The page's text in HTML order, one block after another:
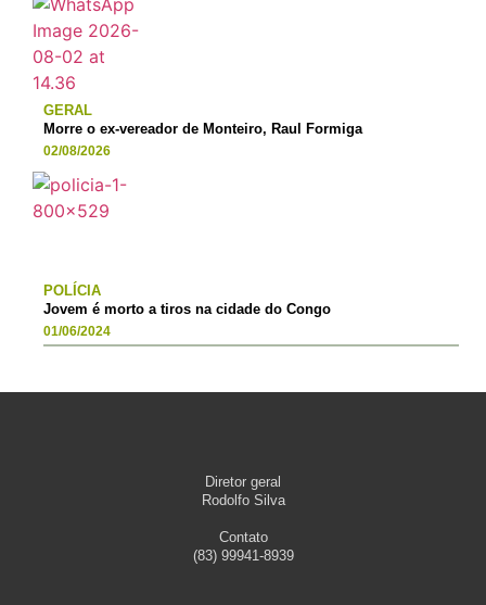
GERAL
Morre o ex-vereador de Monteiro, Raul Formiga
02/08/2026
POLÍCIA
Jovem é morto a tiros na cidade do Congo
01/06/2024
Diretor geral
Rodolfo Silva
Contato
(83) 99941-8939